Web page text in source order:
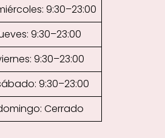
9:30–23:00
9:30–23:00
9:30–23:00
9:30–23:00
Cerrado